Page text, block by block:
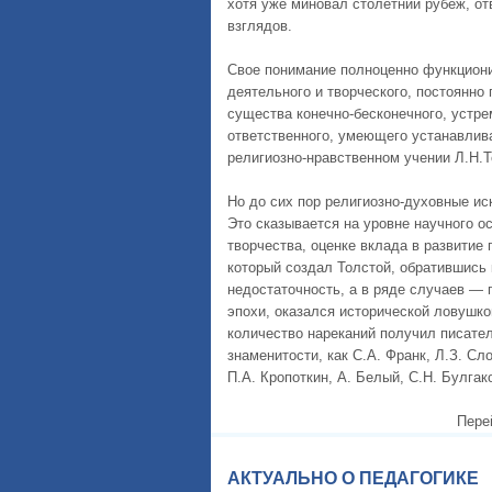
хотя уже миновал столетний рубеж,
взглядов.
Свое понимание полноценно
деятельного и творческого,
существа конечно-бесконечного,
ответственного, умеющего
религиозно-нравственном учении
Но до сих пор религиозно-духовные
Это сказывается на уровне научного
творчества, оценке вклада в развитие
который создал Толстой,
недостаточность, а в ряде случаев —
эпохи, оказался исторической
количество нареканий получил
знаменитости, как С.А. Франк, Л.З.
П.А. Кропоткин, А. Белый, С.Н.
АКТУАЛЬНО О ПЕДАГОГИКЕ